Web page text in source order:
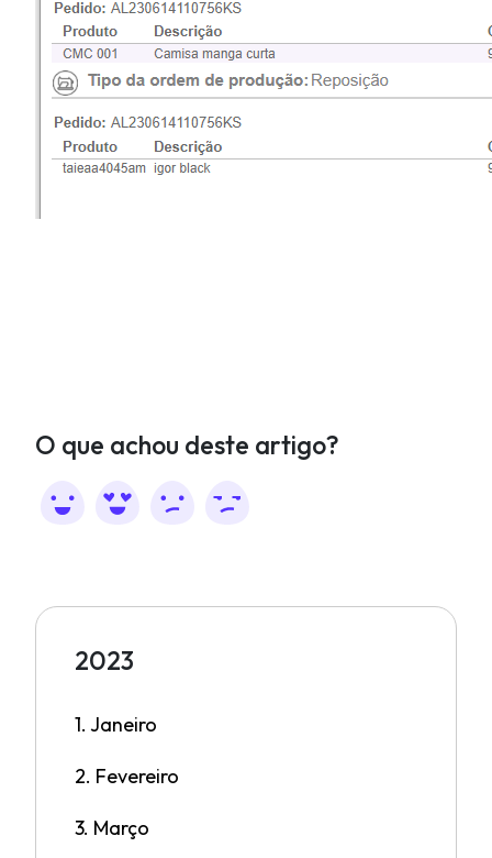
O que achou deste artigo?
2023
1. Janeiro
2. Fevereiro
3. Março